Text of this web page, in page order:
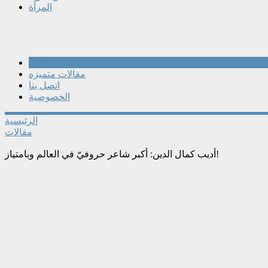
المرأة
مقالات متميزه
اتصل بنا
الخصوصية
الرئيسية
مقالات
أديب كمال الدين: أكبر شاعر حروفيّ في العالم وبامتياز!